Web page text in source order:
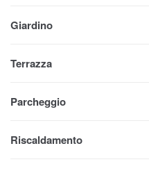
Giardino
Terrazza
Parcheggio
Riscaldamento